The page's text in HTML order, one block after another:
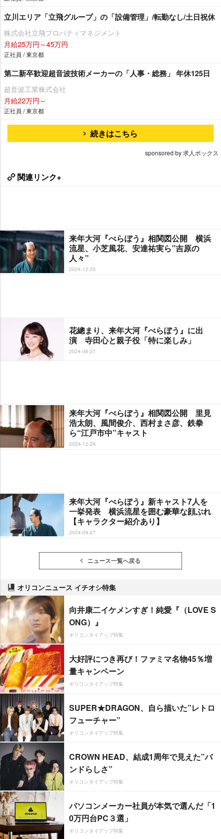
立川エリア「立飛グループ」の「設備管理」/転勤なし/土日祝休
株式会社立飛プロパティマネジメント
月給25万円～45万円
正社員 / 東京都
第二新卒歓迎超音波技術メーカーの「人事・総務」 年休125日
超音波工業株式会社
月給22万円～
正社員 / 東京都
続きはこちら
sponsored by 求人ボックス
関連リンク+
来年大河『べらぼう』相関図公開 横浜
流星、小芝風花、安達祐実ら”吉原の
人々”
2024-12-25
花總まり、来年大河『べらぼう』に出
演 寺田心と親子役「特に楽しみ」
2024-08-27
来年大河『べらぼう』相関図公開 里見
浩太朗、風間俊介、西村まさ彦、鉄拳
ら“江戸市中”キャスト
2024-12-26
来年大河『べらぼう』新キャスト7人を
一挙発表 横浜流星を囲む豪華な顔ぶれ
【キャラクター紹介あり】
2024-09-27
ニュース一覧へ戻る
オリコンニュース イチオシ特集
向井康二イケメンすぎ！純愛『（LOVE S
ONG）』
オリコンタイアップ特集
大好評につき再び！ファミマ名物45％増
量キャンペーン
オリコンタイアップ特集
SUPER★DRAGON、自ら描いた”レトロ
フューチャー”
オリコンタイアップ特集
CROWN HEAD、結成1周年で見えた”バ
ンドらしさ”
オリコンタイアップ特集
パソコンメーカー社員が本気で選んだ「1
0万円台PC３選」
オリコンタイアップ特集